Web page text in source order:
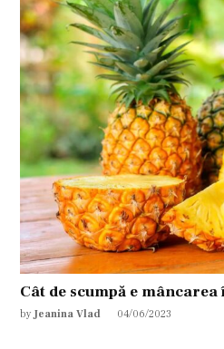
Cât de scumpă e mâncarea
by Jeanina Vlad 04/06/2023